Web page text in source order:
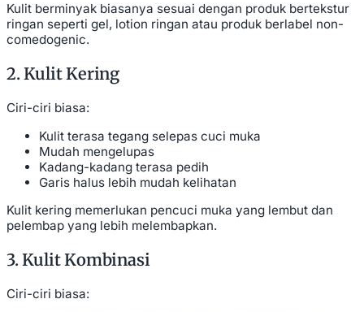
Kulit berminyak biasanya sesuai dengan produk bertekstur
ringan seperti gel, lotion ringan atau produk berlabel non-
comedogenic.
2. Kulit Kering
Ciri-ciri biasa:
Kulit terasa tegang selepas cuci muka
Mudah mengelupas
Kadang-kadang terasa pedih
Garis halus lebih mudah kelihatan
Kulit kering memerlukan pencuci muka yang lembut dan
pelembap yang lebih melembapkan.
3. Kulit Kombinasi
Ciri-ciri biasa: